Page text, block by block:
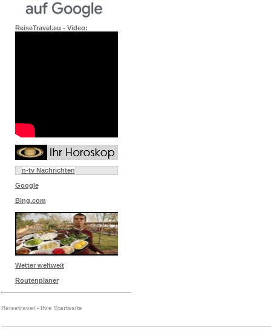
ReiseTravel.eu - Video:
n-tv Nachrichten
Google
Bing.com
Wetter weltweit
Routenplaner
Reisetravel - Ihre Startseite